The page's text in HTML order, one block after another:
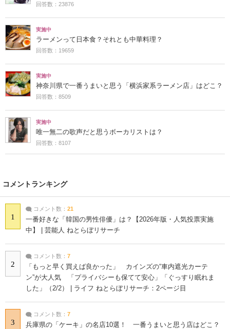
回答数：23876
実施中
ラーメンって日本食？それとも中華料理？
回答数：19659
実施中
神奈川県で一番うまいと思う「横浜家系ラーメン店」はどこ？
回答数：8509
実施中
唯一無二の歌声だと思うボーカリストは？
回答数：8107
コメントランキング
1
コメント数： 21
一番好きな「韓国の男性俳優」は？【2026年版・人気投票実施
中】 | 芸能人 ねとらぼリサーチ
2
コメント数： 7
「もっと早く買えば良かった」 カインズの“車内遮光カーテ
ン”が大人気 「プライバシーも保てて安心」「ぐっすり眠れま
した」（2/2） | ライフ ねとらぼリサーチ：2ページ目
3
コメント数： 7
兵庫県の「ケーキ」の名店10選！ 一番うまいと思う店はどこ？